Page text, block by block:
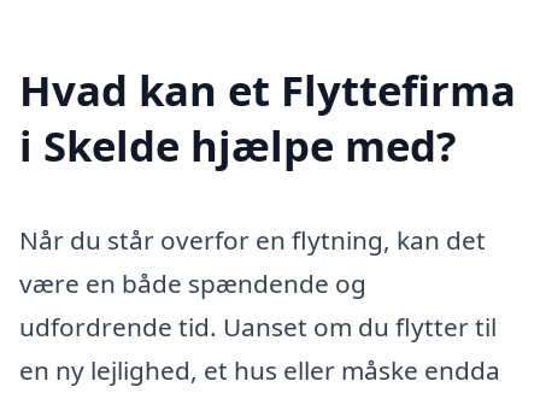
Hvad kan et Flyttefirma
i Skelde hjælpe med?
Når du står overfor en flytning, kan det
være en både spændende og
udfordrende tid. Uanset om du flytter til
en ny lejlighed, et hus eller måske endda